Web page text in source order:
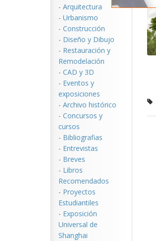
- Arquitectura
- Urbanismo
- Construcción
- Diseño y Dibujo
- Restauración y
Remodelación
- CAD y 3D
- Eventos y
exposiciones
- Archivo histórico
- Concursos y
cursos
- Bibliografias
- Entrevistas
- Breves
- Libros
Recomendados
- Proyectos
Estudiantiles
- Exposición
Universal de
Shanghai